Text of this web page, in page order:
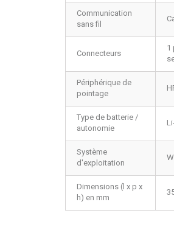
Communication
sans fil
Connecteurs
1
Périphérique de
pointage
Type de batterie /
autonomie
Système
d'exploitation
Dimensions (l x p x
h) en mm